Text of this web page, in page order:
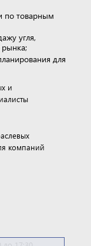
по товарным
угля,
для
и
компаний